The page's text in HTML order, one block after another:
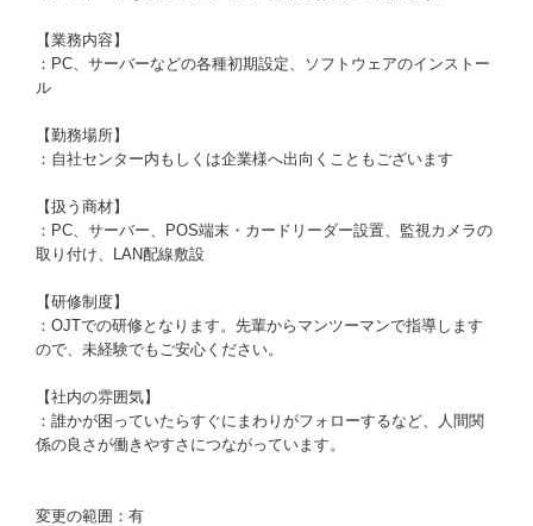
【業務内容】
：PC、サーバーなどの各種初期設定、ソフトウェアのインストー
ル
【勤務場所】
：自社センター内もしくは企業様へ出向くこともございます
【扱う商材】
：PC、サーバー、POS端末・カードリーダー設置、監視カメラの
取り付け、LAN配線敷設
【研修制度】
：OJTでの研修となります。先輩からマンツーマンで指導します
ので、未経験でもご安心ください。
【社内の雰囲気】
：誰かが困っていたらすぐにまわりがフォローするなど、人間関
係の良さが働きやすさにつながっています。
変更の範囲：有